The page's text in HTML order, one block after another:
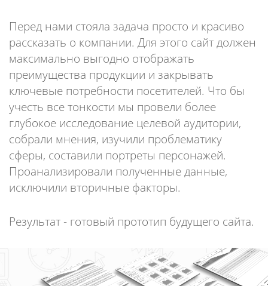
Перед нами стояла задача просто и красиво
рассказать о компании. Для этого сайт должен
максимально выгодно отображать
преимущества продукции и закрывать
ключевые потребности посетителей. Что бы
учесть все тонкости мы провели более
глубокое исследование целевой аудитории,
собрали мнения, изучили проблематику
сферы, составили портреты персонажей.
Проанализировали полученные данные,
исключили вторичные факторы.
Результат - готовый прототип будущего сайта.